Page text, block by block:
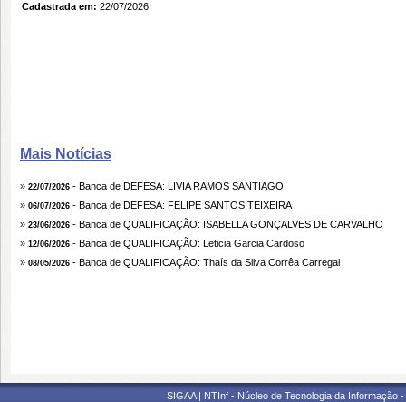
Cadastrada em: 22/07/2026
Mais Notícias
» 22/07/2026 - Banca de DEFESA: LIVIA RAMOS SANTIAGO
» 06/07/2026 - Banca de DEFESA: FELIPE SANTOS TEIXEIRA
» 23/06/2026 - Banca de QUALIFICAÇÃO: ISABELLA GONÇALVES DE CARVALHO
» 12/06/2026 - Banca de QUALIFICAÇÃO: Leticia Garcia Cardoso
» 08/05/2026 - Banca de QUALIFICAÇÃO: Thaís da Silva Corrêa Carregal
SIGAA | NTInf - Núcleo de Tecnologia da